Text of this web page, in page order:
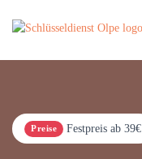
Preise Festpreis ab 39€